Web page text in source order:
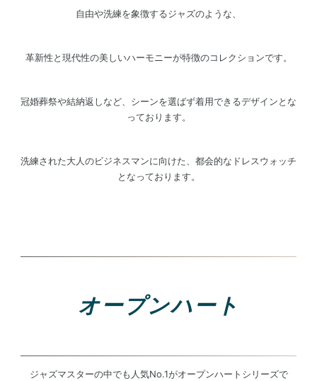
自由や洗練を象徴するジャズのような、
革新性と現代性の美しいハーモニーが特徴のコレクションです。
冠婚葬祭や結納返しなど、シーンを選ばず着用できるデザインとな
っております。
洗練された大人のビジネスマンに向けた、都会的なドレスウォッチ
となっております。
オープンハート
ジャズマスターの中でも人気No.1がオープンハートシリーズで